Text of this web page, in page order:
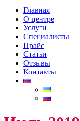
Главная
О центре
Услуги
Специалисты
Прайс
Статьи
Отзывы
Контакты